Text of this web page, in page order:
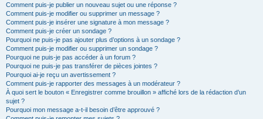
Comment puis-je publier un nouveau sujet ou une réponse ?
Comment puis-je modifier ou supprimer un message ?
Comment puis-je insérer une signature à mon message ?
Comment puis-je créer un sondage ?
Pourquoi ne puis-je pas ajouter plus d’options à un sondage ?
Comment puis-je modifier ou supprimer un sondage ?
Pourquoi ne puis-je pas accéder à un forum ?
Pourquoi ne puis-je pas transférer de pièces jointes ?
Pourquoi ai-je reçu un avertissement ?
Comment puis-je rapporter des messages à un modérateur ?
À quoi sert le bouton « Enregistrer comme brouillon » affiché lors de la rédaction d’un
sujet ?
Pourquoi mon message a-t-il besoin d’être approuvé ?